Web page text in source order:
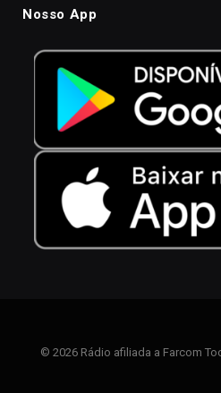
Nosso App
© 2026 Rádio afiliada a Farcom